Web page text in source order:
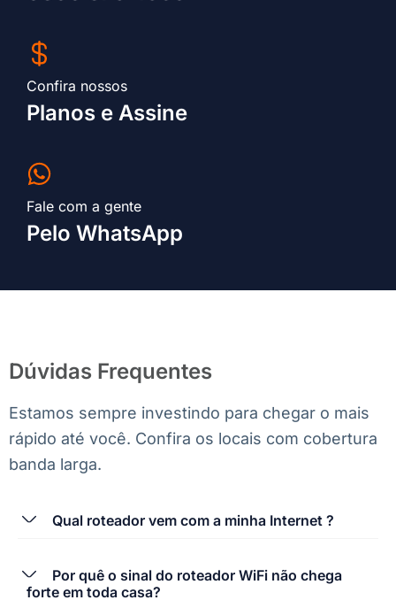
Confira nossos
Planos e Assine
Fale com a gente
Pelo WhatsApp
Dúvidas Frequentes
Estamos sempre investindo para chegar o mais
rápido até você. Confira os locais com cobertura
banda larga.
Qual roteador vem com a minha Internet ?
Por quê o sinal do roteador WiFi não chega
forte em toda casa?